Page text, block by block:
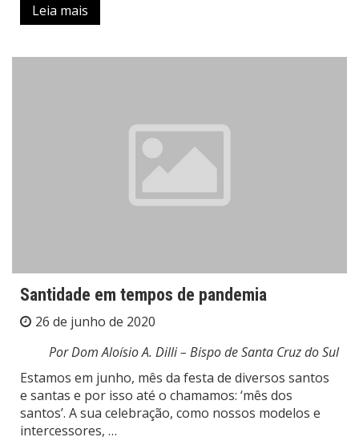
Leia mais
Santidade em tempos de pandemia
26 de junho de 2020
Por Dom Aloísio A. Dilli – Bispo de Santa Cruz do Sul
Estamos em junho, mês da festa de diversos santos
e santas e por isso até o chamamos: ‘mês dos
santos’. A sua celebração, como nossos modelos e
intercessores, …